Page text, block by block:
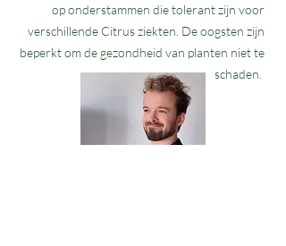
op onderstammen die tolerant zijn voor
verschillende Citrus ziekten. De oogsten zijn
beperkt om de gezondheid van planten niet te
schaden.